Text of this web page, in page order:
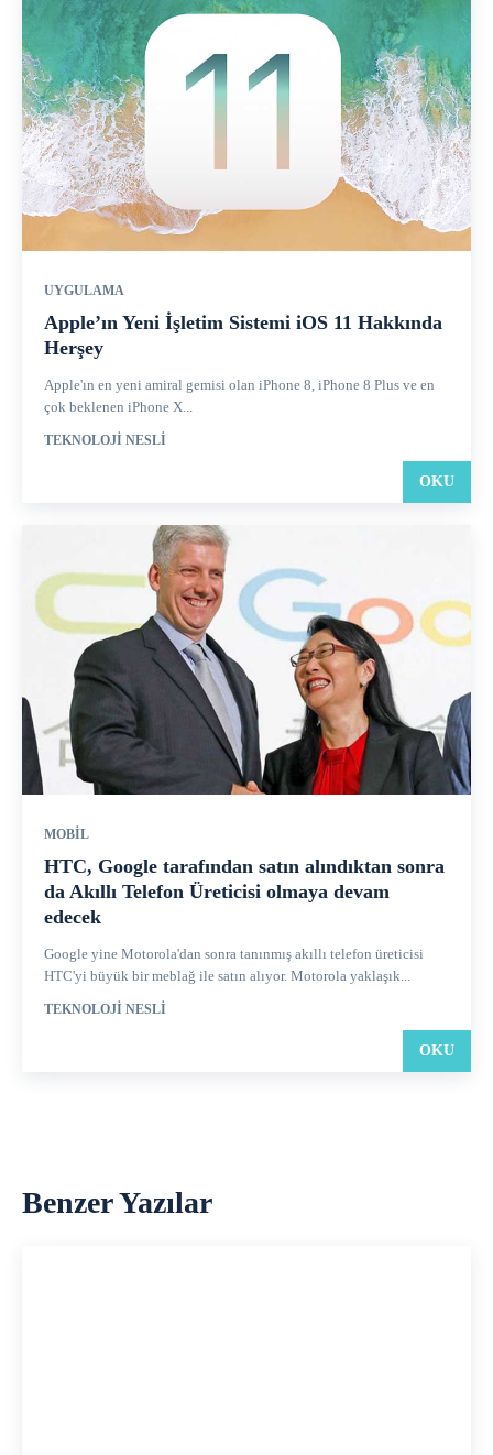
UYGULAMA
Apple’ın Yeni İşletim Sistemi iOS 11 Hakkında
Herşey
Apple'ın en yeni amiral gemisi olan iPhone 8, iPhone 8 Plus ve en
çok beklenen iPhone X...
TEKNOLOJI NESLI
OKU
MOBIL
HTC, Google tarafından satın alındıktan sonra
da Akıllı Telefon Üreticisi olmaya devam
edecek
Google yine Motorola'dan sonra tanınmış akıllı telefon üreticisi
HTC'yi büyük bir meblağ ile satın alıyor. Motorola yaklaşık...
TEKNOLOJI NESLI
OKU
Benzer Yazılar